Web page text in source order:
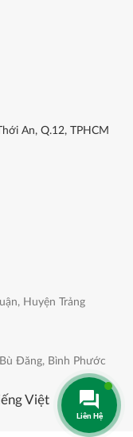
An, Q.12, TPHCM
Huyện Trảng
Đăng, Bình Phước
Việt
CTY TNHH KIMMY.